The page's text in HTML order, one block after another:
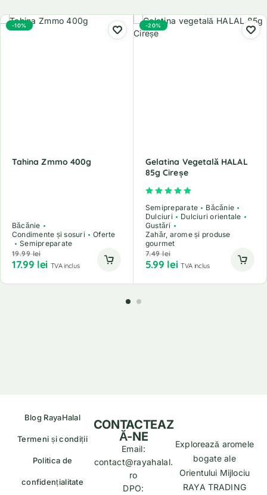
-10%
Tahina Zmmo 400g
Băcănie
Condimente și sosuri
Oferte
Semipreparate
19.99lei
17.99 lei TVA inclus
-20%
Gelatina Vegetală HALAL
85g Cireșe
Semipreparate
Băcănie
Dulciuri
Dulciuri orientale
Gustări
Zahăr, arome și produse
gourmet
7.49lei
5.99 lei TVA inclus
Blog RayaHalal
Termeni și condiții
Politica de
confidențialitate
Explorează aromele
bogate ale
Orientului Mijlociu
RAYA TRADING
CONTACTEAZ
Ă-NE
Email:
contact@rayahalal.
ro
DPO: